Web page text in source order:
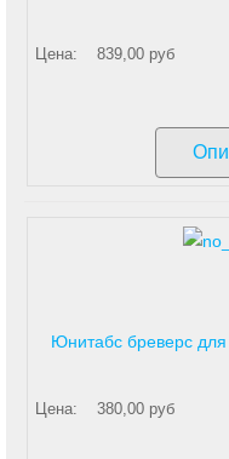
Цена: 839,00 руб
Юнитабс бреверс
Цена: 380,00 руб